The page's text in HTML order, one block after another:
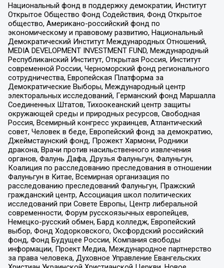
Национальный фонд в поддержку демократии, Институт
Открытое Общество Фонд Содействия, Фонд Открытое
общество, Американо-российский фонд по
экономическому и правовому развитию, Национальный
Демократический Институт Международных Отношений,
MEDIA DEVELOPMENT INVESTMENT FUND, Международный
Республиканский Институт, Открытая Россия, Институт
современной России, Черноморский фонд регионального
сотрудничества, Европейская Платформа за
Демократические Выборы, Международный центр
электоральных исследований, Германский фонд Маршалла
Соединенных Штатов, Тихоокеанский центр защиты
окружающей среды и природных ресурсов, Свободная
Россия, Всемирный конгресс украинцев, Атлантический
совет, Человек в беде, Европейский фонд за демократию,
Джеймстаунский фонд, Прожект Хармони, Родники
дракона, Врачи против насильственного извлечения
органов, Фалунь Дафа, Друзья Фалуньгун, Фалуньгун,
Коалиция по расследованию преследования в отношении
Фалуньгун в Китае, Всемирная организация по
расследованию преследований Фалуньгун, Пражский
гражданский центр, Ассоциация школ политических
исследований при Совете Европы, Центр либеральной
современности, Форум русскоязычных европейцев,
Немецко-русский обмен, Бард колледж, Европейский
выбор, Фонд Ходорковского, Оксфордский российский
фонд, Фонд Будущее России, Компания свободы
информации, Проект Медиа, Международное партнерство
за права человека, Духовное Управление Евангельских